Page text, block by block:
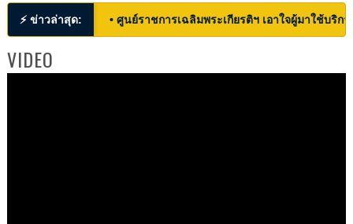
⚡ ข่าวล่าสุด: • ศูนย์ราชการเฉลิมพระเกียรติฯ เอาใจผู้มาใช้บริก
VIDEO